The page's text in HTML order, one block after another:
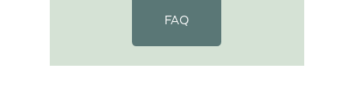
FAQ